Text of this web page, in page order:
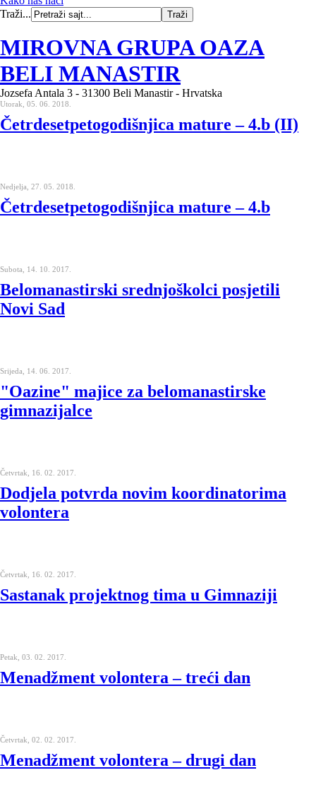
Traži...
MIROVNA GRUPA OAZA
BELI MANASTIR
Jozsefa Antala 3 - 31300 Beli Manastir - Hrvatska
Utorak, 05. 06. 2018.
Četrdesetpetogodišnjica mature – 4.b (II)
Nedjelja, 27. 05. 2018.
Četrdesetpetogodišnjica mature – 4.b
Subota, 14. 10. 2017.
Belomanastirski srednjoškolci posjetili
Novi Sad
Srijeda, 14. 06. 2017.
"Oazine" majice za belomanastirske
gimnazijalce
Četvrtak, 16. 02. 2017.
Dodjela potvrda novim koordinatorima
volontera
Četvrtak, 16. 02. 2017.
Sastanak projektnog tima u Gimnaziji
Petak, 03. 02. 2017.
Menadžment volontera – treći dan
Četvrtak, 02. 02. 2017.
Menadžment volontera – drugi dan